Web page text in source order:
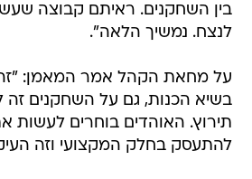
בין השחקנים. ראיתם קבוצה
לנצח. נמשיך הלאה".
על מחאת הקהל אמר המאמן: "זה
בשיא הכנות, גם על השחקנים
תירוץ. האוהדים בוחרים לעשות
להתעסק בחלק המקצועי וזה